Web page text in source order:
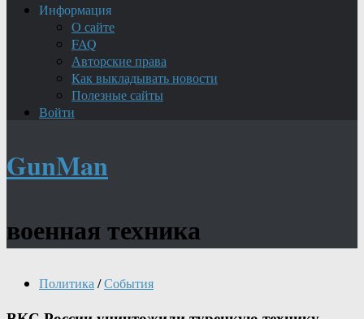
Информация
О сайте
FAQ
Авторские права
Как выкладывать новости
Полезные сайты
Войти
GunMan
военная техника
Политика /События